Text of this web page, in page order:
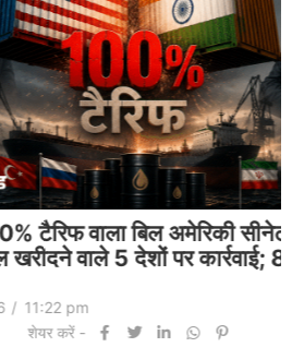
बिल अमेरिकी सीनेट में
5 देशों पर कार्रवाई; 86 सांसदों